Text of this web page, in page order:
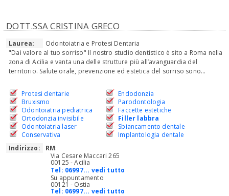
DOTT.SSA CRISTINA GRECO
Laurea:
Odontoiatria e Protesi Dentaria
"Dai valore al tuo sorriso" Il nostro studio dentistico è sito a Roma nella
zona di Acilia e vanta una delle strutture più all’avanguardia del
territorio. Salute orale, prevenzione ed estetica del sorriso sono...
Protesi dentarie
Bruxismo
Odontoiatria pediatrica
Ortodonzia invisibile
Odontoiatria laser
Conservativa
Endodonzia
Parodontologia
Faccette estetiche
Filler labbra
Sbiancamento dentale
Implantologia dentale
Indirizzo:
RM:
Via Cesare Maccari 265
00125 - Acilia
Tel: 06997... vedi tutto
Su appuntamento
00121 - Ostia
Tel: 06997... vedi tutto